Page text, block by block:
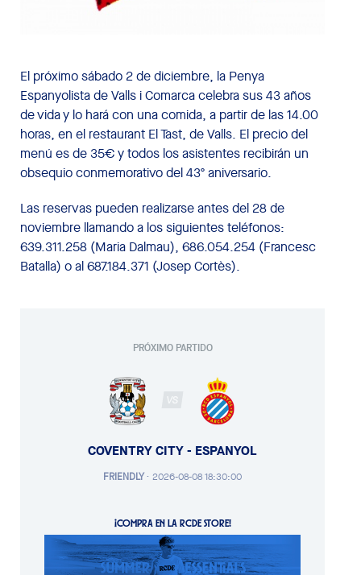
El próximo sábado 2 de diciembre, la Penya
Espanyolista de Valls i Comarca celebra sus 43 años
de vida y lo hará con una comida, a partir de las 14.00
horas, en el restaurant El Tast, de Valls. El precio del
menú es de 35€ y todos los asistentes recibirán un
obsequio conmemorativo del 43º aniversario.
Las reservas pueden realizarse antes del 28 de
noviembre llamando a los siguientes teléfonos:
639.311.258 (Maria Dalmau), 686.054.254 (Francesc
Batalla) o al 687.184.371 (Josep Cortès).
PRÓXIMO PARTIDO
VS
COVENTRY CITY - ESPANYOL
FRIENDLY· 2026-08-08 18:30:00
¡COMPRA EN LA RCDE STORE!